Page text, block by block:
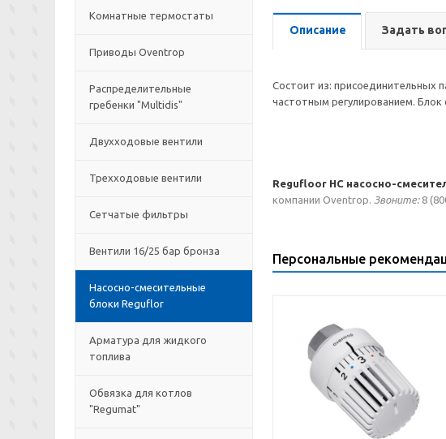
Комнатные термостаты
Приводы Oventrop
Распределительные
гребенки "Multidis"
Двухходовые вентили
Трехходовые вентили
Сетчатые фильтры
Вентили 16/25 бар бронза
Насосно-смесительные
блоки Reguflor
Арматура для жидкого
топлива
Обвязка для котлов
"Regumat"
Описание Задать
Состоит из: присоединительных
частотным регулированием. Блок
Regufloor HC насосно-
компании Oventrop. Звоните:8
Персональные